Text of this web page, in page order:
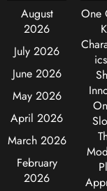
August
2026
July 2026
June 2026
May 2026
April 2026
March 2026
February
2026
One